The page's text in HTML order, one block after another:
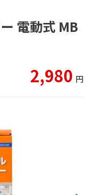
電動式 MB
2,980 円